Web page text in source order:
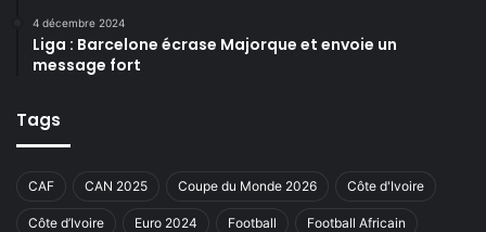
4 décembre 2024
Liga : Barcelone écrase Majorque et envoie un
message fort
Tags
CAF CAN 2025 Coupe du Monde 2026 Côte d'Ivoire
Côte d’Ivoire Euro 2024 Football Football Africain